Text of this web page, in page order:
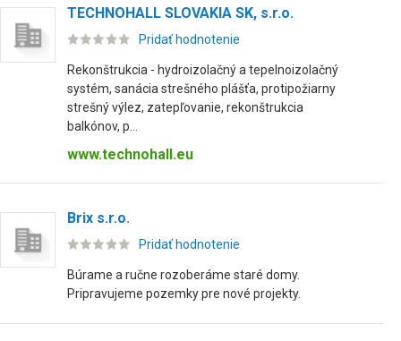
TECHNOHALL SLOVAKIA SK, s.r.o.
Pridať hodnotenie
Rekonštrukcia - hydroizolačný a tepelnoizolačný
systém, sanácia strešného plášťa, protipožiarny
strešný výlez, zatepľovanie, rekonštrukcia
balkónov, p...
www.technohall.eu
Brix s.r.o.
Pridať hodnotenie
Búrame a ručne rozoberáme staré domy.
Pripravujeme pozemky pre nové projekty.